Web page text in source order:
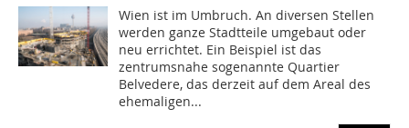
Wien ist im Umbruch. An diversen Stellen
werden ganze Stadtteile umgebaut oder
neu errichtet. Ein Beispiel ist das
zentrumsnahe sogenannte Quartier
Belvedere, das derzeit auf dem Areal des
ehemaligen...